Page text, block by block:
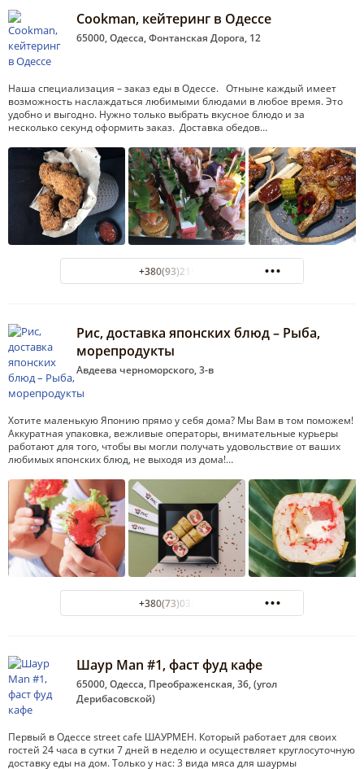
Cookman, кейтеринг в Одессе
65000, Одесса, Фонтанская Дорога, 12
Наша специализация – заказ еды в Одессе. Отныне каждый имеет
возможность наслаждаться любимыми блюдами в любое время. Это
удобно и выгодно. Нужно только выбрать вкусное блюдо и за
несколько секунд оформить заказ. Доставка обедов…
+380(93)215-34-33
Рис, доставка японских блюд – Рыба,
морепродукты
Авдеева черноморского, 3-в
Хотите маленькую Японию прямо у себя дома? Мы Вам в том поможем!
Аккуратная упаковка, вежливые операторы, внимательные курьеры
работают для того, чтобы вы могли получать удовольствие от ваших
любимых японских блюд, не выходя из дома!…
+380(73)033-35-55
Шаур Man #1, фаст фуд кафе
65000, Одесса, Преображенская, 36, (угол
Дерибасовской)
Первый в Одессе street cafe ШАУРМЕН. Который работает для своих
гостей 24 часа в сутки 7 дней в неделю и осуществляет круглосуточную
доставку еды на дом. Только у нас: 3 вида мяса для шаурмы